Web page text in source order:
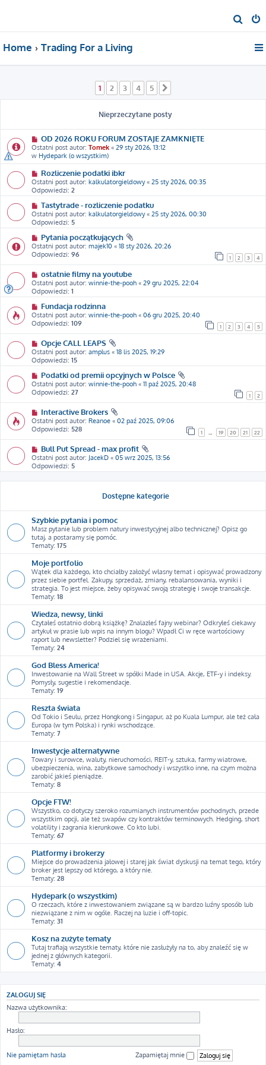
z
Home Trading For a Living
1 2 3 4 5
Nieprzeczytane posty
OD 2026 ROKU FORUM ZOSTAJE ZAMKNIĘTE
Ostatni post autor: Tomek « 29 sty 2026, 13:12
w Hydepark (o wszystkim)
Rozliczenie podatki ibkr
Ostatni post autor: kalkulatorgieldowy« 25 sty 2026, 00:35
Odpowiedzi: 2
Tastytrade - rozliczenie podatku
Ostatni post autor: kalkulatorgieldowy« 25 sty 2026, 00:30
Odpowiedzi: 5
Pytania początkujących
Ostatni post autor: majek10 « 18 sty 2026, 20:26
Odpowiedzi: 96 1 2 3 4
ostatnie filmy na youtube
Ostatni post autor: winnie-the-pooh « 29 gru 2025, 22:04
Odpowiedzi: 1
Fundacja rodzinna
Ostatni post autor: winnie-the-pooh « 06 gru 2025, 20:40
Odpowiedzi: 109 1 2 3 4 5
Opcje CALL LEAPS
Ostatni post autor: amplus « 18 lis 2025, 19:29
Odpowiedzi: 15
Podatki od premii opcyjnych w Polsce
Ostatni post autor: winnie-the-pooh « 11 paź 2025, 20:48
Odpowiedzi: 27 1 2
Interactive Brokers
Ostatni post autor: Reanoe « 02 paź 2025, 09:06
Odpowiedzi: 528 1 19 20 21 22
Bull Put Spread - max profit
Ostatni post autor: JacekD « 05 wrz 2025, 13:56
Odpowiedzi: 5
Dostępne kategorie
Szybkie pytania i pomoc
Masz pytanie lub problem natury inwestycyjnej albo technicznej? Opisz go
tutaj, a postaramy się pomóc.
Tematy: 175
Moje portfolio
Wątek dla każdego, kto chciałby założyć własny temat i opisywać prowadzony
przez siebie portfel. Zakupy, sprzedaż, zmiany, rebalansowania, wyniki i
strategia. To jest miejsce, żeby opisywać swoją strategię i swoje transakcje.
Tematy: 18
Wiedza, newsy, linki
Czytałeś ostatnio dobrą książkę? Znalazłeś fajny webinar? Odkryłeś ciekawy
artykuł w prasie lub wpis na innym blogu? Wpadł Ci w ręce wartościowy
raport lub newsletter? Podziel się wrażeniami.
Tematy: 24
God Bless America!
Inwestowanie na Wall Street w spółki Made in USA. Akcje, ETF-y i indeksy.
Pomysły, sugestie i rekomendacje.
Tematy: 19
Reszta świata
Od Tokio i Seulu, przez Hongkong i Singapur, aż po Kuala Lumpur, ale też cała
Europa (w tym Polska) i rynki wschodzące.
Tematy: 7
Inwestycje alternatywne
Towary i surowce, waluty, nieruchomości, REIT-y, sztuka, farmy wiatrowe,
ubezpieczenia, wina, zabytkowe samochody i wszystko inne, na czym można
zarobić jakieś pieniądze.
Tematy: 8
Opcje FTW!
Wszystko, co dotyczy szeroko rozumianych instrumentów pochodnych, przede
wszystkim opcji, ale też swapów czy kontraktów terminowych. Hedging, short
volatility i zagrania kierunkowe. Co kto lubi.
Tematy: 67
Platformy i brokerzy
Miejsce do prowadzenia jałowej i starej jak świat dyskusji na temat tego, który
broker jest lepszy od którego, a który nie.
Tematy: 28
Hydepark (o wszystkim)
O rzeczach, które z inwestowaniem związane są w bardzo luźny sposób lub
niezwiązane z nim w ogóle. Raczej na luzie i off-topic.
Tematy: 31
Kosz na zużyte tematy
Tutaj trafiają wszystkie tematy, które nie zasłużyły na to, aby znaleźć się w
jednej z głównych kategorii.
Tematy: 4
ZALOGUJ SIĘ
Nazwa użytkownika:
Hasło:
Nie pamiętam hasła Zapamiętaj mnie